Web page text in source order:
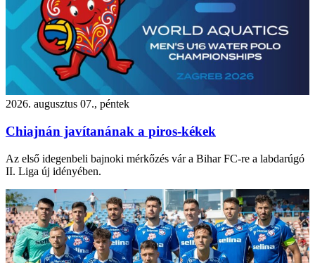
2026. augusztus 07., péntek
Chiajnán javítanának a piros-kékek
Az első idegenbeli bajnoki mérkőzés vár a Bihar FC-re a labdarúgó
II. Liga új idényében.